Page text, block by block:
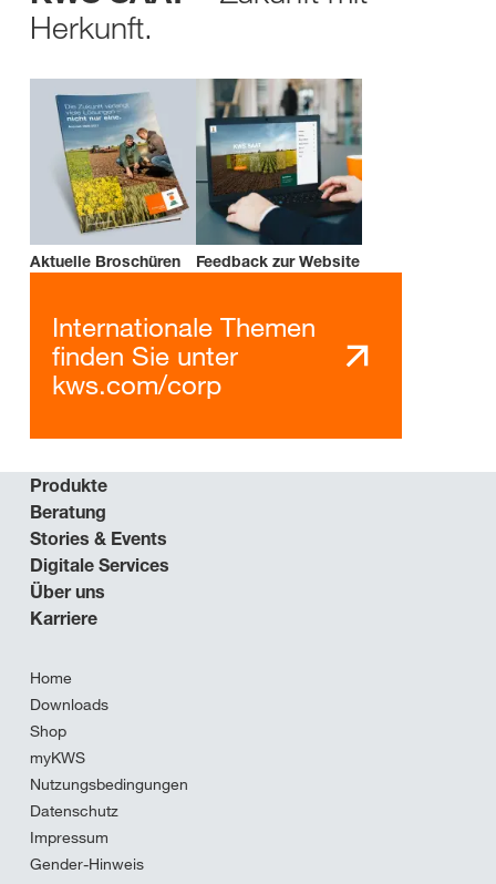
Herkunft.
Aktuelle Broschüren Feedback zur Website
Internationale Themen
finden Sie unter
kws.com/corp
Produkte
Beratung
Stories & Events
Digitale Services
Über uns
Karriere
Home
Downloads
Shop
myKWS
Nutzungsbedingungen
Datenschutz
Impressum
Gender-Hinweis